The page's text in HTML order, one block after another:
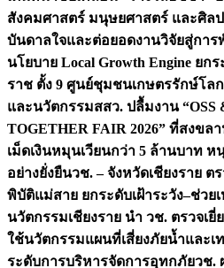
สังคมศาสตร์ มนุษยศาสตร์ และศิล
บันดาลใจและต่อยอดงานวิจัยสู่กา
นโยบาย Local Growth Engine ย
ราช ตั้ง 9 ศูนย์ชุมชนเกษตรรักษ์โล
และนวัตกรรมสสว. ปลื้มงาน “OSS
TOGETHER FAIR 2026” ที่สงขล
เม็ดเงินหมุนเวียนกว่า 5 ล้านบาท ห
อย่างยั่งยืนวช. – จังหวัดเชียงราย
พิบัติแม่สาย ยกระดับเฝ้าระวัง–ช่วย
นวัตกรรมเชียงราย นำ วช. ตรวจเ
ใช้นวัตกรรมแผนที่เสี่ยงภัยน้ำและ
ระดับการบริหารจัดการอุทกภัยวช.